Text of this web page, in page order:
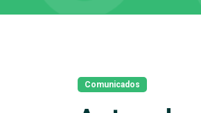
Comunicados